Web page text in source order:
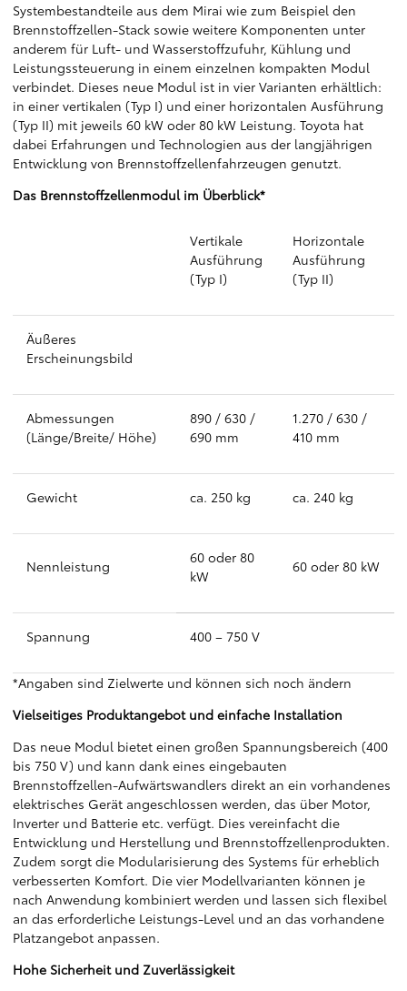
Systembestandteile aus dem Mirai wie zum Beispiel den
Brennstoffzellen-Stack sowie weitere Komponenten unter
anderem für Luft- und Wasserstoffzufuhr, Kühlung und
Leistungssteuerung in einem einzelnen kompakten Modul
verbindet. Dieses neue Modul ist in vier Varianten erhältlich:
in einer vertikalen (Typ I) und einer horizontalen Ausführung
(Typ II) mit jeweils 60 kW oder 80 kW Leistung. Toyota hat
dabei Erfahrungen und Technologien aus der langjährigen
Entwicklung von Brennstoffzellenfahrzeugen genutzt.
Das Brennstoffzellenmodul im Überblick*
Vertikale
Ausführung
(Typ I)
Horizontale
Ausführung
(Typ II)
Äußeres
Erscheinungsbild
Abmessungen
(Länge/Breite/ Höhe)
890 / 630 /
690 mm
1.270 / 630 /
410 mm
Gewicht ca. 250 kg ca. 240 kg
Nennleistung
60 oder 80
kW
60 oder 80 kW
Spannung 400 – 750 V
*Angaben sind Zielwerte und können sich noch ändern
Vielseitiges Produktangebot und einfache Installation
Das neue Modul bietet einen großen Spannungsbereich (400
bis 750 V) und kann dank eines eingebauten
Brennstoffzellen-Aufwärtswandlers direkt an ein vorhandenes
elektrisches Gerät angeschlossen werden, das über Motor,
Inverter und Batterie etc. verfügt. Dies vereinfacht die
Entwicklung und Herstellung und Brennstoffzellenprodukten.
Zudem sorgt die Modularisierung des Systems für erheblich
verbesserten Komfort. Die vier Modellvarianten können je
nach Anwendung kombiniert werden und lassen sich flexibel
an das erforderliche Leistungs-Level und an das vorhandene
Platzangebot anpassen.
Hohe Sicherheit und Zuverlässigkeit